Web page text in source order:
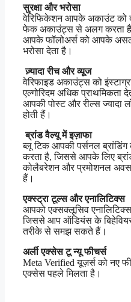
सुरक्षा और भरोसा
वेरिफिकेशन आपके अकाउंट को
फेक अकाउंट्स से अलग करता
आपके फॉलोअर्स को आपके
भरोसा देता है।
ज़्यादा रीच और व्यूज
वेरिफाइड अकाउंट्स को
एल्गोरिदम अधिक प्राथमिकता
आपकी पोस्ट और रील्स ज्यादा
होती हैं।
ब्रांड वैल्यू में इज़ाफा
ब्लू टिक आपकी पर्सनल
करता है, जिससे आपके लिए
कोलैबरेशन और प्रमोशनल
हैं।
एक्स्ट्रा टूल्स और एनालिटिक्स
आपको एक्सक्लूसिव
जिससे आप ऑडियंस के
तरीके से समझ सकते हैं।
अर्ली एक्सेस टू न्यू फीचर्स
Meta Verified यूज़र्स को नए
एक्सेस पहले मिलता है।